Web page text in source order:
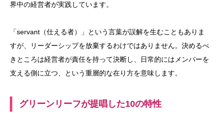
界中の経営者が実践しています。
「servant（仕える者）」という言葉が誤解を生むこともありま
すが、リーダーシップを放棄するわけではありません。決めるべ
きところは経営者が責任を持って決断し、日常的にはメンバーを
支える側に立つ、という重層的な在り方を意味します。
グリーンリーフが提唱した10の特性